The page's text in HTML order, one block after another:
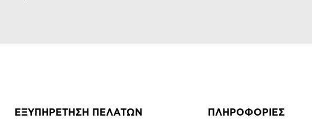
ΕΞΥΠΗΡΕΤΗΣΗ ΠΕΛΑΤΩΝ ΠΛΗΡΟΦΟΡΙΕΣ